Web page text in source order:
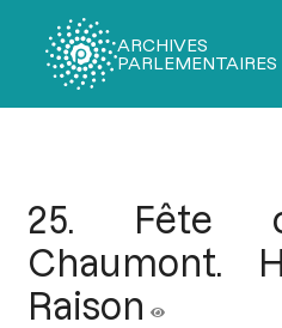
ARCHIVES
PARLEMENTAIRES
25. Fête
Chaumont.
Raison